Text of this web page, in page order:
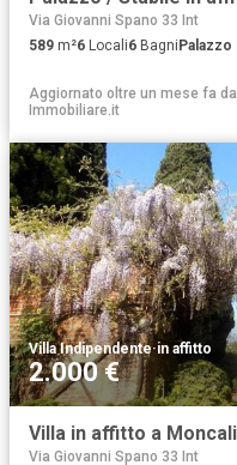
Via Giovanni Spano 33 Int
589 m²6 Locali6 Bagni Palazzo
Aggiornato oltre un mese fa da
Immobiliare.it
Villa Indipendente·in affitto
2.000 €
Villa in affitto a
Via Giovanni Spano 33 Int